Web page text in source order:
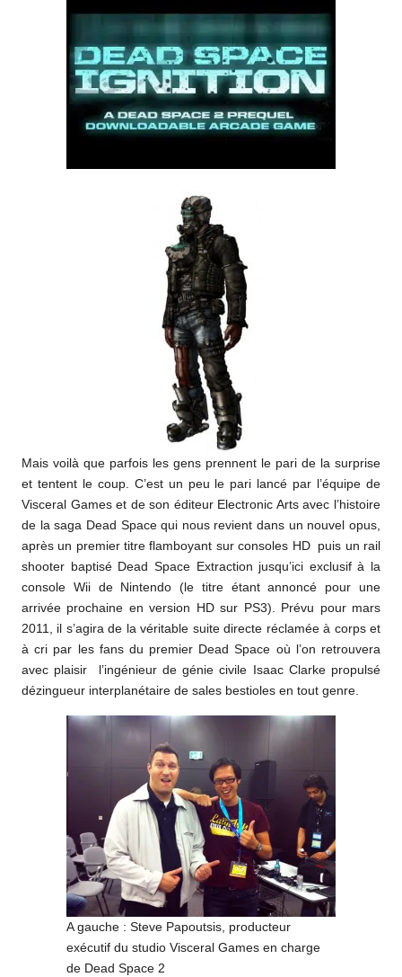
Mais voilà que parfois les gens prennent le pari de la surprise
et tentent le coup. C’est un peu le pari lancé par l’équipe de
Visceral Games et de son éditeur Electronic Arts avec l’histoire
de la saga Dead Space qui nous revient dans un nouvel opus,
après un premier titre flamboyant sur consoles HD puis un rail
shooter baptisé Dead Space Extraction jusqu’ici exclusif à la
console Wii de Nintendo (le titre étant annoncé pour une
arrivée prochaine en version HD sur PS3). Prévu pour mars
2011, il s’agira de la véritable suite directe réclamée à corps et
à cri par les fans du premier Dead Space où l’on retrouvera
avec plaisir l’ingénieur de génie civile Isaac Clarke propulsé
dézingueur interplanétaire de sales bestioles en tout genre.
A gauche : Steve Papoutsis, producteur
exécutif du studio Visceral Games en charge
de Dead Space 2